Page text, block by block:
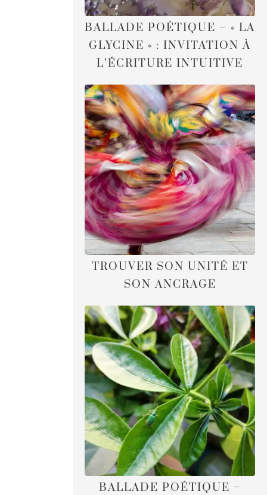
BALLADE POÉTIQUE – « LA
GLYCINE » : INVITATION À
L’ÉCRITURE INTUITIVE
TROUVER SON UNITÉ ET
SON ANCRAGE
BALLADE POÉTIQUE –